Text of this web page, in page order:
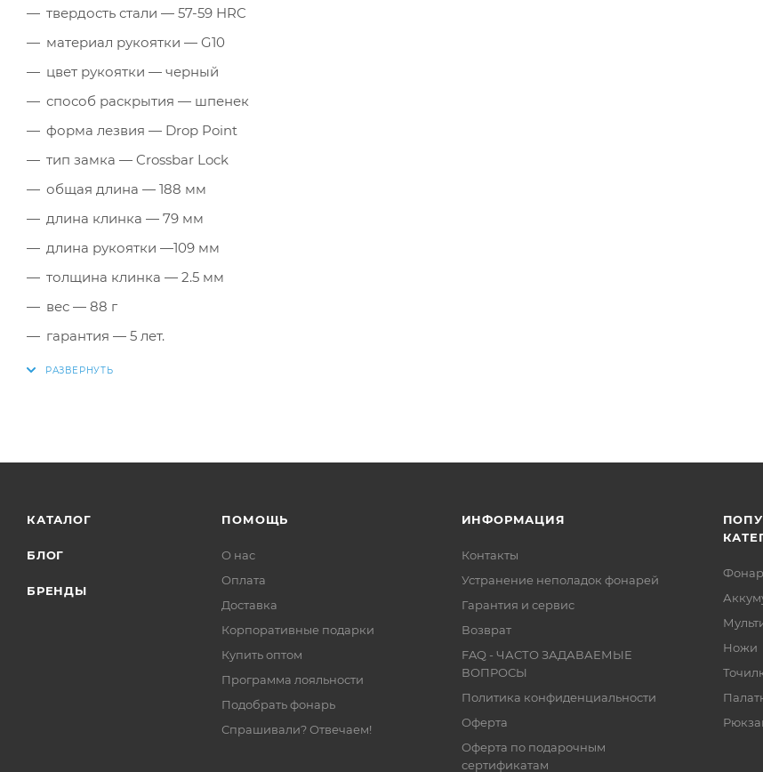
твердость стали — 57-59 HRC
материал рукоятки — G10
цвет рукоятки — черный
способ раскрытия — шпенек
форма лезвия — Drop Point
тип замка — Crossbar Lock
общая длина — 188 мм
длина клинка — 79 мм
длина рукоятки —109 мм
толщина клинка — 2.5 мм
вес — 88 г
гарантия — 5 лет.
КАТАЛОГ
БЛОГ
БРЕНДЫ
ПОМОЩЬ
О нас
Оплата
Доставка
Корпоративные подарки
Купить оптом
Программа лояльности
Подобрать фонарь
Спрашивали? Отвечаем!
ИНФОРМАЦИЯ
Контакты
Устранение неполадок фонарей
Гарантия и сервис
Возврат
FAQ - ЧАСТО ЗАДАВАЕМЫЕ
ВОПРОСЫ
Политика конфиденциальности
Оферта
Оферта по подарочным
сертификатам
Ножи